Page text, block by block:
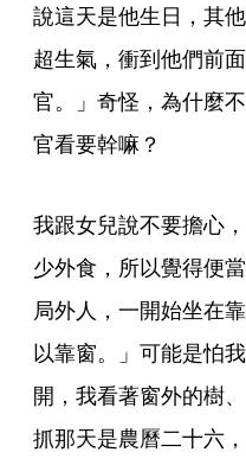
說這天是他生日，其
超生氣，衝到他們前
官。」奇怪，為什麼
官看要幹嘛？
我跟女兒說不要擔心
少外食，所以覺得便
局外人，一開始坐在
以靠窗。」可能是怕
開，我看著窗外的樹
抓那天是農曆二十六